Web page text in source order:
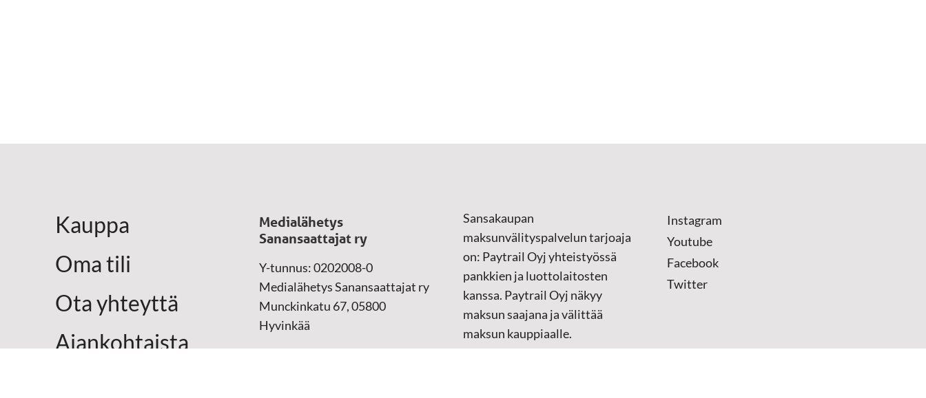
Kauppa
Oma tili
Ota yhteyttä
Ajankohtaista
Medialähetys
Sanansaattajat ry
Y-tunnus: 0202008-0
Medialähetys Sanansaattajat ry
Munckinkatu 67, 05800
Hyvinkää
Sansakaupan
maksunvälityspalvelun tarjoaja
on: Paytrail Oyj yhteistyössä
pankkien ja luottolaitosten
kanssa. Paytrail Oyj näkyy
maksun saajana ja välittää
maksun kauppiaalle.
Reklamaatiotapauksissa ota
Instagram
Youtube
Facebook
Twitter